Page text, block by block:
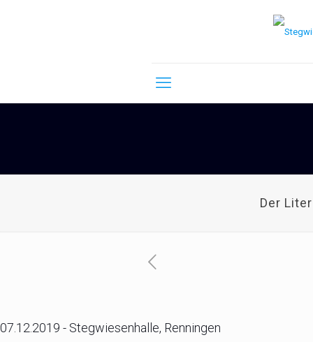
Der
07.12.2019 - Stegwiesenhalle, Renningen